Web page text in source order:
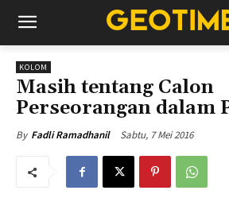
KOLOM
Masih tentang Calon
Perseorangan dalam
By Fadli Ramadhanil Sabtu, 7 Mei 2016